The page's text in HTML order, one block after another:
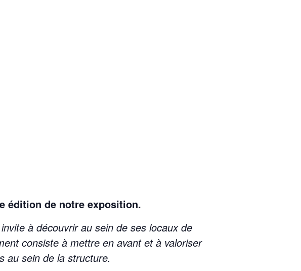
édition de notre exposition.
à découvrir au sein de ses locaux de
consiste à mettre en avant et à valoriser
au sein de la structure.